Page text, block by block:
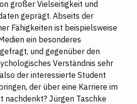
großer Vielseitigkeit und
geprägt. Abseits der
Fähigkeiten ist beispielsweise
ein besonderes
und gegenüber den
Verständnis sehr
der interessierte Student
der über eine Karriere im
Jürgen Taschke